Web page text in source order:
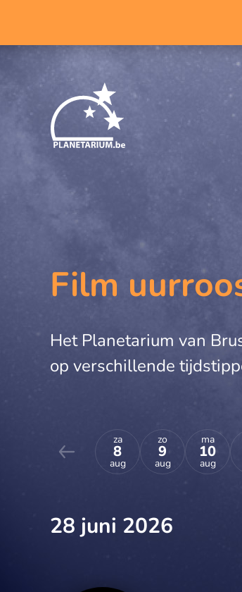
Film
Het Planetarium van
op verschillende
za
8
aug
zo
9
aug
ma
10
aug
28 juni 2026